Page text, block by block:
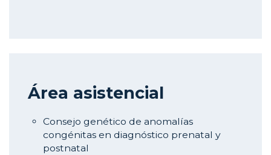
Área asistencial
Consejo genético de anomalías
congénitas en diagnóstico prenatal y
postnatal